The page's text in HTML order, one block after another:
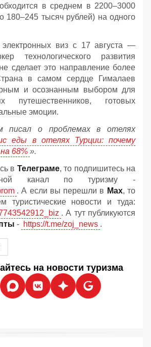
в среднем в 2200–3000
180–245 тысяч рублей) на одного
электронных виз с 17 августа —
технологического развития
сделает это направление более
в самом сердце Гималаев
и осознанным выбором для
путешественников, готовых
эмоции.
писал о проблемах в отелях
еды в отелях Турции: почему
68% ».
в Телеграме, то подпишитесь на
канал по туризму -
. А если вы перешли в Мах, то
туристические новости и туда:
. А тут публикуются
- https://t.me/zoj_news .
на новости туризма